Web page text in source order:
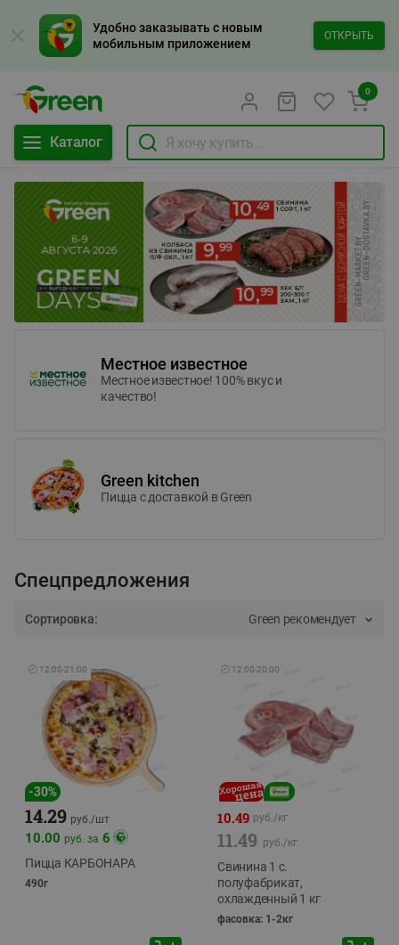
Удобно заказывать с новым
мобильным приложением
ОТКРЫТЬ
Каталог
0
Местное известное
Местное известное! 100% вкус и
качество!
Green kitchen
Пицца c доставкой в Green
Спецпредложения
Сортировка: Green рекомендует
🕘 12:00-21:00
-30%
14.29 руб./шт
10.00 руб. за 6
Пицца КАРБОНАРА
490г
🕘 12:00-20:00
10.49 руб./кг
11.49 руб./кг
Свинина 1 с.
полуфабрикат,
охлажденный 1 кг
фасовка: 1-2кг